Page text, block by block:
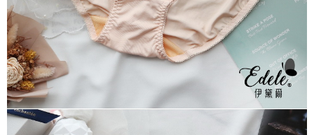
付款後7-11取貨
每筆NT$70，滿NT$799(含以上)免運費
宅配
每筆NT$70，滿NT$799(含以上)免運費
離島宅配
每筆NT$100